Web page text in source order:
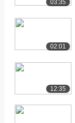
[16] 凯程2018首师
硕士考研导学...
788播放
[17] 凯程2018首
862播放
[18] 凯程2018首
648播放
03:35
02:01
12:35